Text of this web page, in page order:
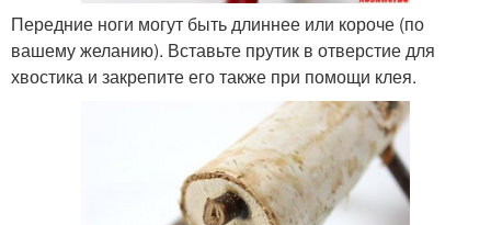
Передние ноги могут быть длиннее или короче (по
вашему желанию). Вставьте прутик в отверстие для
хвостика и закрепите его также при помощи клея.